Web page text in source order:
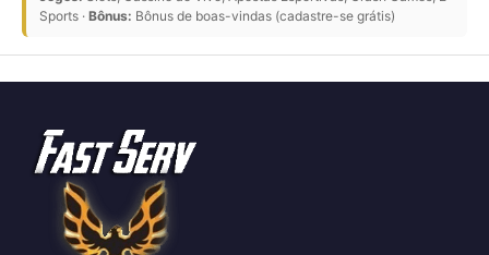
Sports · Bônus: Bônus de boas-vindas (cadastre-se grátis)